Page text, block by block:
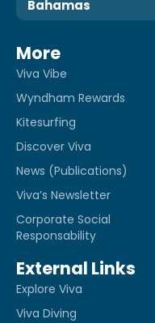
Bahamas
More
Viva Vibe
Wyndham Rewards
Kitesurfing
Discover Viva
News (Publications)
Viva’s Newsletter
Corporate Social
Responsability
External Links
Explore Viva
Viva Diving